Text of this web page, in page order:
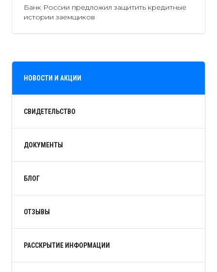
Банк России предложил защитить кредитные
истории заемщиков
НОВОСТИ И АКЦИИ
СВИДЕТЕЛЬСТВО
ДОКУМЕНТЫ
БЛОГ
ОТЗЫВЫ
РАССКРЫТИЕ ИНФОРМАЦИИ